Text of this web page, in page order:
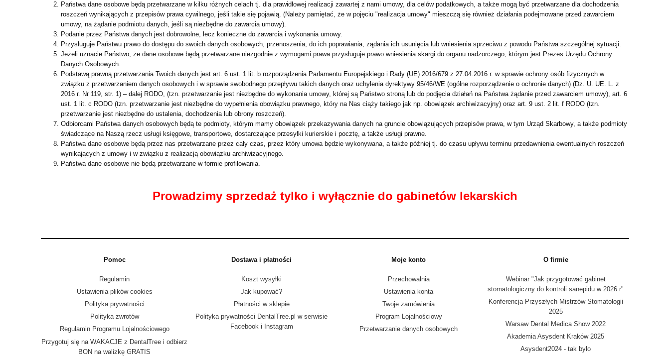
Państwa dane osobowe będą przetwarzane w kilku różnych celach tj. dla prawidłowej realizacji zawartej z nami umowy, dla celów podatkowych, a także mogą być przetwarzane dla dochodzenia
roszczeń wynikających z przepisów prawa cywilnego, jeśli takie się pojawią. (Należy pamiętać, że w pojęciu "realizacja umowy" mieszczą się również działania podejmowane przed zawarciem
umowy, na żądanie podmiotu danych, jeśli są niezbędne do zawarcia umowy).
Podanie przez Państwa danych jest dobrowolne, lecz konieczne do zawarcia i wykonania umowy.
Przysługuje Państwu prawo do dostępu do swoich danych osobowych, przenoszenia, do ich poprawiania, żądania ich usunięcia lub wniesienia sprzeciwu z powodu Państwa szczególnej sytuacji.
Jeżeli uznacie Państwo, że dane osobowe będą przetwarzane niezgodnie z wymogami prawa przysługuje prawo wniesienia skargi do organu nadzorczego, którym jest Prezes Urzędu Ochrony
Danych Osobowych.
Podstawą prawną przetwarzania Twoich danych jest art. 6 ust. 1 lit. b rozporządzenia Parlamentu Europejskiego i Rady (UE) 2016/679 z 27.04.2016 r. w sprawie ochrony osób fizycznych w
związku z przetwarzaniem danych osobowych i w sprawie swobodnego przepływu takich danych oraz uchylenia dyrektywy 95/46/WE (ogólne rozporządzenie o ochronie danych) (Dz. U. UE. L. z
2016 r. Nr 119, str. 1) – dalej RODO, (tzn. przetwarzanie jest niezbędne do wykonania umowy, której są Państwo stroną lub do podjęcia działań na Państwa żądanie przed zawarciem umowy), art. 6
ust. 1 lit. c RODO (tzn. przetwarzanie jest niezbędne do wypełnienia obowiązku prawnego, który na Nas ciąży takiego jak np. obowiązek archiwizacyjny) oraz art. 9 ust. 2 lit. f RODO (tzn.
przetwarzanie jest niezbędne do ustalenia, dochodzenia lub obrony roszczeń).
Odbiorcami Państwa danych osobowych będą te podmioty, którym mamy obowiązek przekazywania danych na gruncie obowiązujących przepisów prawa, w tym Urząd Skarbowy, a także podmioty
świadczące na Naszą rzecz usługi księgowe, transportowe, dostarczające przesyłki kurierskie i pocztę, a także usługi prawne.
Państwa dane osobowe będą przez nas przetwarzane przez cały czas, przez który umowa będzie wykonywana, a także później tj. do czasu upływu terminu przedawnienia ewentualnych roszczeń
wynikających z umowy i w związku z realizacją obowiązku archiwizacyjnego.
Państwa dane osobowe nie będą przetwarzane w formie profilowania.
Prowadzimy sprzedaż tylko i wyłącznie do gabinetów lekarskich
Pomoc
Regulamin
Ustawienia plików cookies
Polityka prywatności
Polityka zwrotów
Regulamin Programu Lojalnościowego
Przygotuj się na WAKACJE z DentalTree i odbierz
BON na walizkę GRATIS
Dostawa i płatności
Koszt wysyłki
Jak kupować?
Płatności w sklepie
Polityka prywatności DentalTree.pl w serwisie
Facebook i Instagram
Moje konto
Przechowalnia
Ustawienia konta
Twoje zamówienia
Program Lojalnościowy
Przetwarzanie danych osobowych
O firmie
Webinar "Jak przygotować gabinet
stomatologiczny do kontroli sanepidu w 2026 r"
Konferencja Przyszłych Mistrzów Stomatologii
2025
Warsaw Dental Medica Show 2022
Akademia Asysdent Kraków 2025
Asysdent2024 - tak było